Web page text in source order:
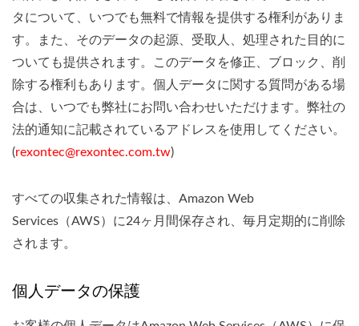
タについて、いつでも無料で情報を提供する権利がありま
す。また、そのデータの起源、受取人、処理された目的に
ついても提供されます。このデータを修正、ブロック、削
除する権利もあります。個人データに関する質問がある場
合は、いつでも弊社にお問い合わせいただけます。弊社の
法的通知に記載されているアドレスを使用してください。
(rexontec@rexontec.com.tw)
すべての収集された情報は、Amazon Web
Services（AWS）に24ヶ月間保存され、毎月定期的に削除
されます。
個人データの保護